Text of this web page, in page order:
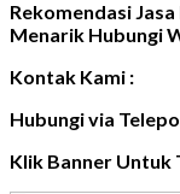
Rekomendasi
Menarik Hubungi
Kontak Kami :
Hubungi via
Klik Banner Untuk